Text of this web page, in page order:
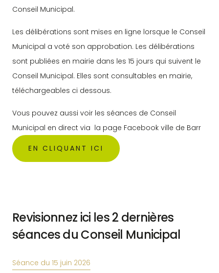
Conseil Municipal.
Les délibérations sont mises en ligne lorsque le Conseil
Municipal a voté son approbation. Les délibérations
sont publiées en mairie dans les 15 jours qui suivent le
Conseil Municipal. Elles sont consultables en mairie,
téléchargeables ci dessous.
Vous pouvez aussi voir les séances de Conseil
Municipal en direct via la page Facebook ville de Barr
EN CLIQUANT ICI
Revisionnez ici les 2 dernières
séances du Conseil Municipal
Séance du 15 juin 2026